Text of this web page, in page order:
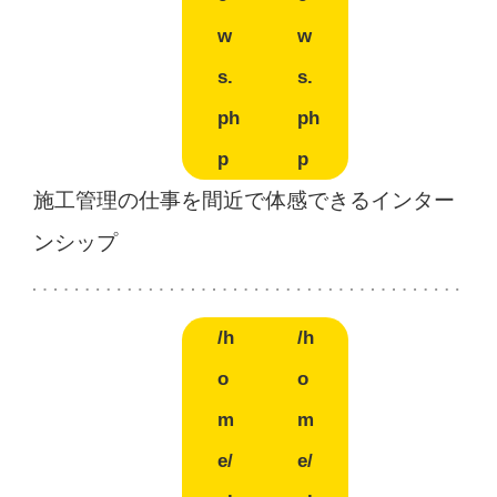
w
s.
ph
p
w
s.
ph
p
施工管理の仕事を間近で体感できるインター
ンシップ
/h
o
m
e/
/h
o
m
e/